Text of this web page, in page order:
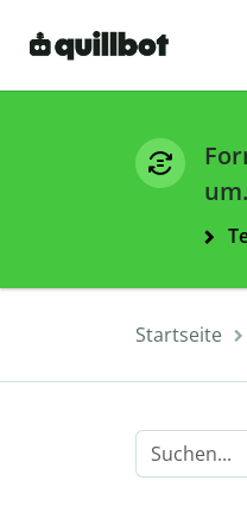
um.
Startseite